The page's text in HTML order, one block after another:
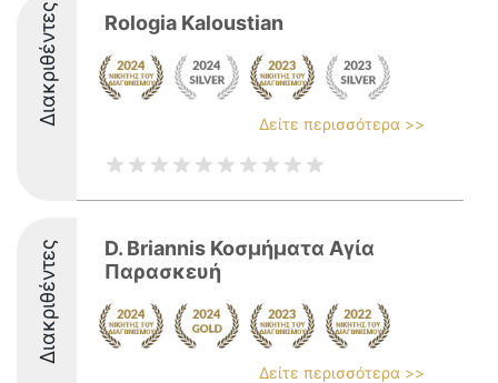
Διακριθέντες Rologia Kaloustian
Δείτε περισσότερα >>
Διακριθέντες
D. Briannis Κοσμήματα Αγία
Παρασκευή
Δείτε περισσότερα >>